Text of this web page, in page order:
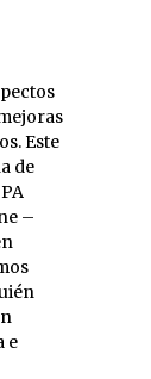
Este
de
–
e